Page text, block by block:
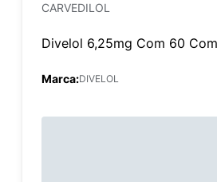
CARVEDILOL
Divelol 6,25mg Com 60
Marca:DIVELOL